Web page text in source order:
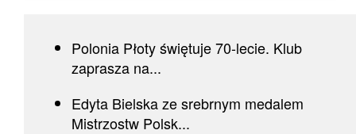
Polonia Płoty świętuje 70-lecie. Klub
zaprasza na...
Edyta Bielska ze srebrnym medalem
Mistrzostw Polsk...